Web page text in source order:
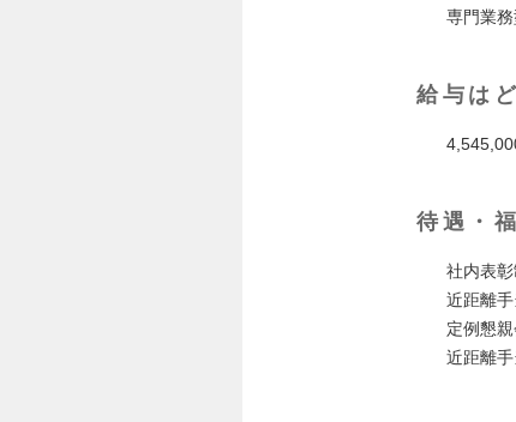
専門業
給与は
待遇・
社内表
近距離
定例懇
近距離